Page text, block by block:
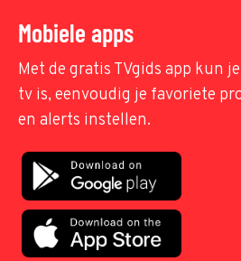
Mobiele apps
Met de gratis TVgids app kun
tv is, eenvoudig je favoriete
en alerts instellen.